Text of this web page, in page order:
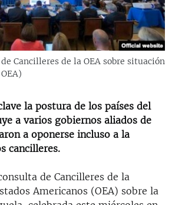
VIVIENDA EN CUBA
A UCRANIA
Cancilleres de la OEA sobre situación
la postura de los países del
a varios gobiernos aliados de
a oponerse incluso a la
cancilleres.
de Cancilleres de la
Americanos (OEA) sobre la